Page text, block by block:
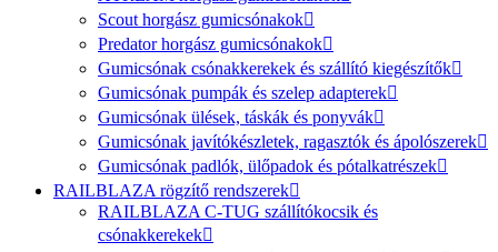
Scout horgász gumicsónakok
Predator horgász gumicsónakok
Gumicsónak csónakkerekek és szállító kiegészítők
Gumicsónak pumpák és szelep adapterek
Gumicsónak ülések, táskák és ponyvák
Gumicsónak javítókészletek, ragasztók és ápolószerek
Gumicsónak padlók, ülőpadok és pótalkatrészek
RAILBLAZA rögzítő rendszerek
RAILBLAZA C-TUG szállítókocsik és
csónakkerekek